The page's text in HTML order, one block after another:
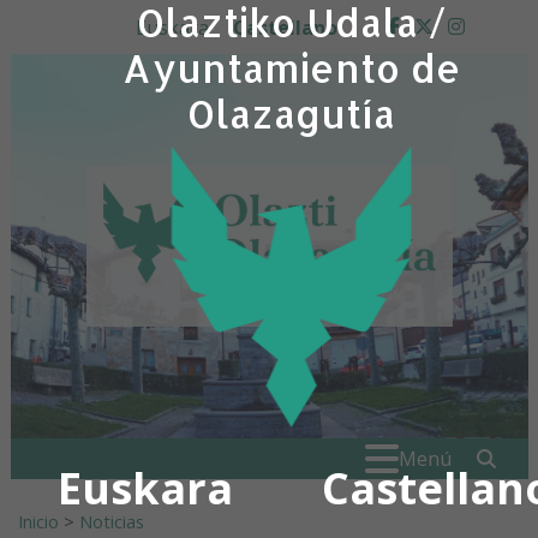
Olaztiko Udala /
Ayuntamiento de
Olazagutía
Euskara
Euskara Castellano facebook
twitter
Menú
Inicio > Noticias